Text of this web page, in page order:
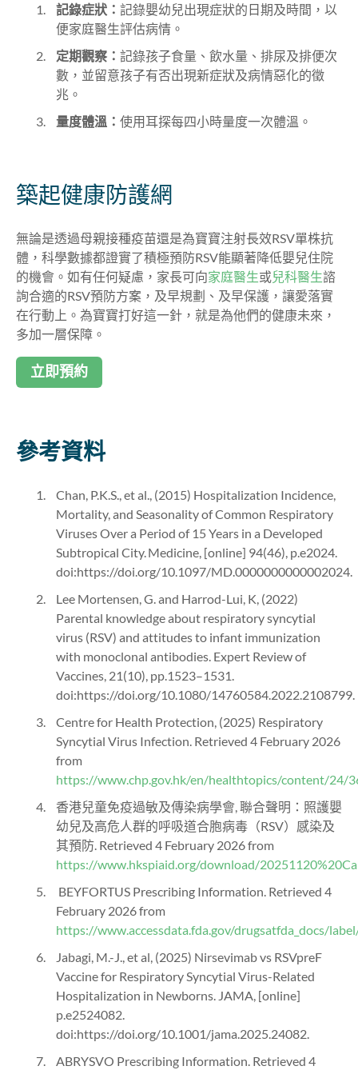
記錄症狀： 記錄嬰幼兒出現症狀的日期及時間，以
便家庭醫生評估病情。
定期觀察： 記錄孩子食量、飲水量、排尿及排便次
數，並留意孩子有否出現新症狀及病情惡化的徵
兆。
量度體溫： 使用耳探每四小時量度一次體溫。
築起健康防護網
無論是透過母親接種疫苗還是為寶寶注射長效RSV單株抗
體，科學數據都證實了積極預防RSV能顯著降低嬰兒住院
的機會。如有任何疑慮，家長可向家庭醫生或兒科醫生諮
詢合適的RSV預防方案，及早規劃、及早保護，讓愛落實
在行動上。為寶寶打好這一針，就是為他們的健康未來，
多加一層保障。
立即預約
參考資料
Chan, P.K.S., et al., (2015) Hospitalization Incidence,
Mortality, and Seasonality of Common Respiratory
Viruses Over a Period of 15 Years in a Developed
Subtropical City. Medicine, [online] 94(46), p.e2024.
doi:https://doi.org/10.1097/MD.0000000000002024.
‌Lee Mortensen, G. and Harrod-Lui, K, (2022)
Parental knowledge about respiratory syncytial
virus (RSV) and attitudes to infant immunization
with monoclonal antibodies. Expert Review of
Vaccines, 21(10), pp.1523–1531.
doi:https://doi.org/10.1080/14760584.2022.2108799.
Centre for Health Protection, (2025) Respiratory
Syncytial Virus Infection. Retrieved 4 February 2026
from
https://www.chp.gov.hk/en/healthtopics/content/24/
香港兒童免疫過敏及傳染病學會, 聯合聲明：照護嬰
幼兒及高危人群的呼吸道合胞病毒（RSV）感染及
其預防. Retrieved 4 February 2026 from
https://www.hkspiaid.org/download/
BEYFORTUS Prescribing Information. Retrieved 4
February 2026 from
https://www.accessdata.fda.gov/drugsatfda_docs/
Jabagi, M.-J., et al, (2025) Nirsevimab vs RSVpreF
Vaccine for Respiratory Syncytial Virus-Related
Hospitalization in Newborns. JAMA, [online]
p.e2524082.
doi:https://doi.org/10.1001/jama.2025.24082.
ABRYSVO Prescribing Information. Retrieved 4